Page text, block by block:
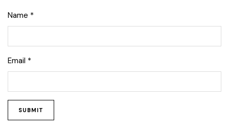
Name *
Email *